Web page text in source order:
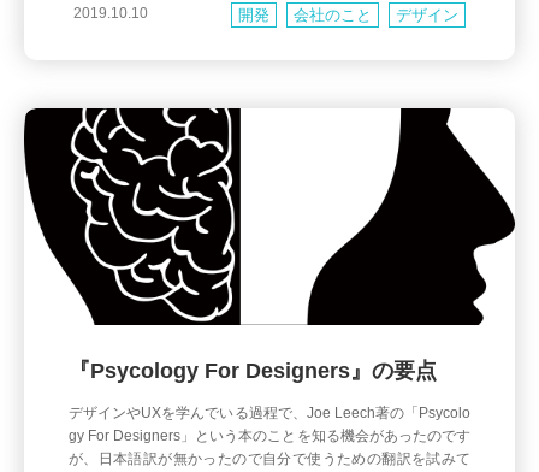
チームのマネージャ、いわゆるVPoE的な役割を担当してきま
した。ところがちょっとした大人の事情から２年程前よりデ
2019.10.10 開発 会社のこと デザイン
『Psycology For Designers』の要点
デザインやUXを学んでいる過程で、Joe Leech著の「Psycolo
gy For Designers」という本のことを知る機会があったのです
が、日本語訳が無かったので自分で使うための翻訳を試みて